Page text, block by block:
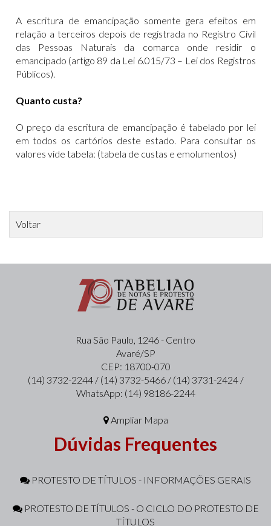
A escritura de emancipação somente gera efeitos em
relação a terceiros depois de registrada no Registro Civil
das Pessoas Naturais da comarca onde residir o
emancipado (artigo 89 da Lei 6.015/73 – Lei dos Registros
Públicos).
Quanto custa?
O preço da escritura de emancipação é tabelado por lei
em todos os cartórios deste estado. Para consultar os
valores vide tabela: (tabela de custas e emolumentos)
Voltar
Rua São Paulo, 1246 - Centro
Avaré/SP
CEP: 18700-070
(14) 3732-2244 / (14) 3732-5466 / (14) 3731-2424 /
WhatsApp: (14) 98186-2244
Ampliar Mapa
Dúvidas Frequentes
PROTESTO DE TÍTULOS - INFORMAÇÕES GERAIS
PROTESTO DE TÍTULOS - O CICLO DO PROTESTO DE
TÍTULOS